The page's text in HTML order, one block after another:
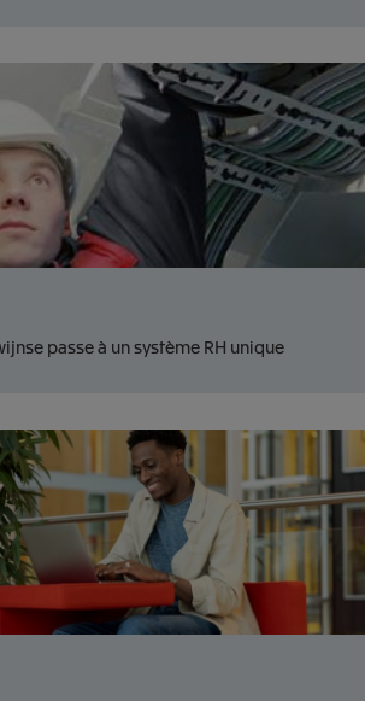
passe à un système RH unique